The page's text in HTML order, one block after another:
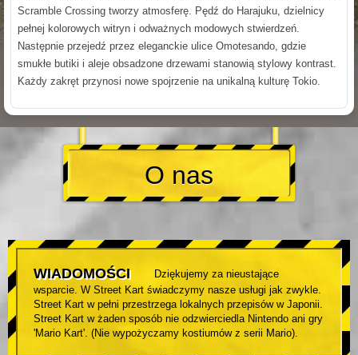
Scramble Crossing tworzy atmosferę. Pędź do Harajuku, dzielnicy
pełnej kolorowych witryn i odważnych modowych stwierdzeń.
Następnie przejedź przez eleganckie ulice Omotesando, gdzie
smukłe butiki i aleje obsadzone drzewami stanowią stylowy kontrast.
Każdy zakręt przynosi nowe spojrzenie na unikalną kulturę Tokio.
O nas
WIADOMOŚCI
Dziękujemy za nieustające
wsparcie. W Street Kart świadczymy nasze usługi jak zwykle.
Street Kart w pełni przestrzega lokalnych przepisów w Japonii.
Street Kart w żaden sposób nie odzwierciedla Nintendo ani gry
'Mario Kart'. (Nie wypożyczamy kostiumów z serii Mario).